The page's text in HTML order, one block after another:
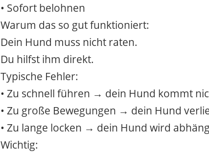
• Sofort belohnen
Warum das so gut funktioniert:
Dein Hund muss nicht raten.
Du hilfst ihm direkt.
Typische Fehler:
• Zu schnell führen → dein Hund kommt
• Zu große Bewegungen → dein Hund
• Zu lange locken → dein Hund wird
Wichtig: